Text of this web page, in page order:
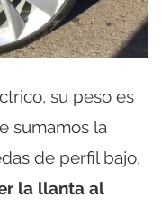
su peso es
sumamos la
de perfil bajo,
la llanta al